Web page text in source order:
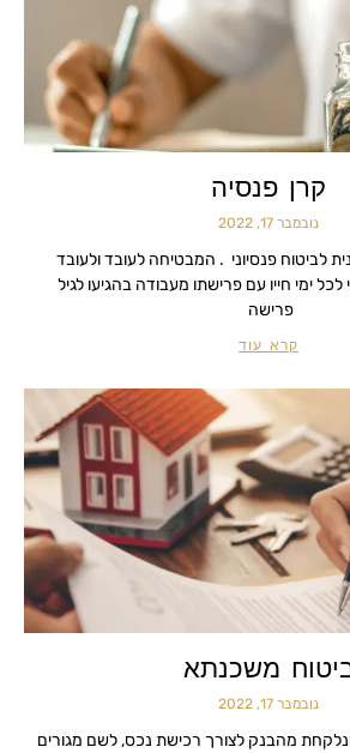
קרן פנסיה
נובמבר 17, 2022
לביטוח פנסיוני . המבטיחה לעובד ולעובד
ימי חייו עם פרישתו מעבודה בהגיעו לגיל
פרישה
קרא עוד
משכנתא
נובמבר 17, 2022
מהבנק לצורך רכישת נכס, לשם מגורים